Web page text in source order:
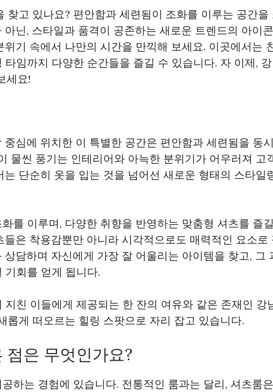
찾고 있나요? 편안함과 세련됨이 조화를 이루는 공간을
닌, 스타일과 품격이 공존하는 새로운 트렌드의 아이
기 속에서 나만의 시간을 만끽해 보세요. 이곳에서는
임까지 다양한 순간들을 즐길 수 있습니다. 자 이제,
세요!
심에 위치한 이 특별한 공간은 편안함과 세련됨을 동
물씬 풍기는 인테리어와 아늑한 분위기가 어우러져 고
단순히 옷을 입는 것을 넘어선 새로운 형태의 스타일
를 이루며, 다양한 취향을 반영하는 맞춤형 셔츠를 즐
은 착용감뿐만 아니라 시각적으로도 매력적인 요소로
담하며 자신에게 가장 잘 어울리는 아이템을 찾고, 그
기회를 얻게 됩니다.
친 이들에게 제공되는 한 잔의 여유와 같은 존재인 강
롭게 떠오르는 힐링 스팟으로 자리 잡고 있습니다.
점은 무엇인가요?
하는 경험에 있습니다. 전통적인 룸과는 달리, 셔츠룸